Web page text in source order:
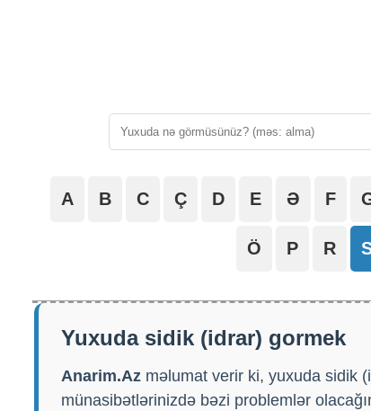
A B C Ç D E Ə F
Ö P R
Yuxuda sidik (idrar) gormek
Anarim.Az məlumat verir ki, yuxuda sidik
münasibətlərinizdə bəzi problemlər